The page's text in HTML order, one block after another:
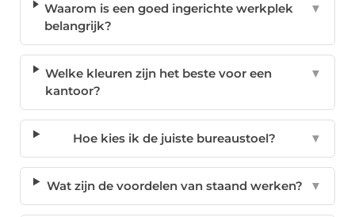
Waarom is een goed ingerichte werkplek
belangrijk?
▼
Welke kleuren zijn het beste voor een
kantoor?
▼
Hoe kies ik de juiste bureaustoel? ▼
Wat zijn de voordelen van staand werken? ▼